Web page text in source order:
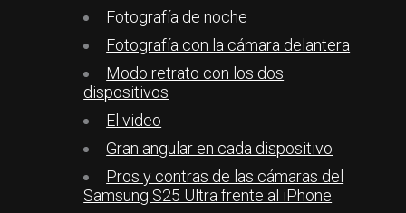
Fotografía de noche
Fotografía con la cámara delantera
Modo retrato con los dos
dispositivos
El video
Gran angular en cada dispositivo
Pros y contras de las cámaras del
Samsung S25 Ultra frente al iPhone